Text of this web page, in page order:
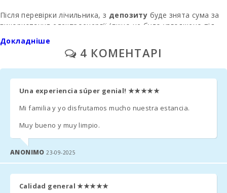
Пляж Кала
(км):
(км):
Пляж Кала
Серена (км):
Barques (km):
Пляж Кала
Феррера (км):
Пляж Кала Са
Нау (км):
Після перевірки лічильника, з депозиту буде знята сума за
використання електроенергії (якщо це було узгоджено під
час бронювання).
За попереднім запитом безкоштовно надаються
ліжечкоідитячий стільчик.
Kомісійний збір- 6.3%.
У номерах, де можна додати
складає 38євро на день(якщо це було узгоджено під час
бронювання).
Докладніше
4 КОМЕНТАРІ
Una experiencia súper genial! ★★★★★
Mi familia y yo disfrutamos mucho nuestra estancia.
Muy bueno y muy limpio.
ANONIMO23-09-2025
Calidad general★★★★★